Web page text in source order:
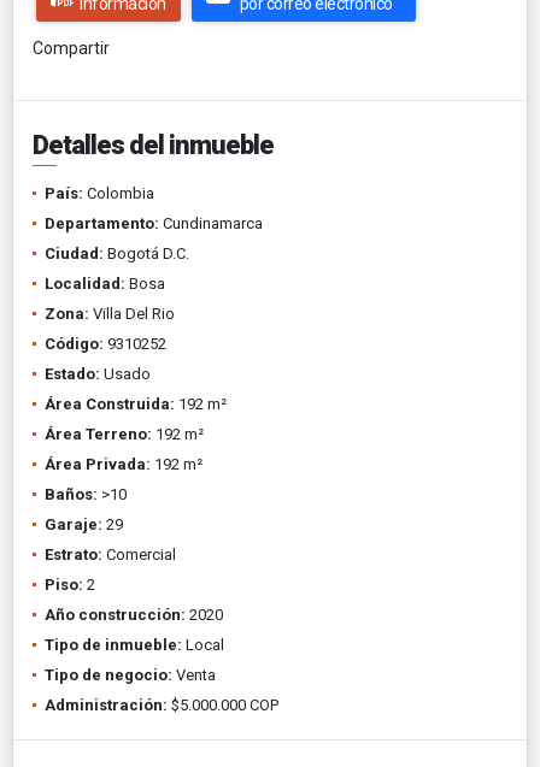
Compartir
Detalles del inmueble
País: Colombia
Departamento: Cundinamarca
Ciudad: Bogotá D.C.
Localidad: Bosa
Zona: Villa Del Rio
Código: 9310252
Estado: Usado
Área Construida: 192 m²
Área Terreno: 192 m²
Área Privada: 192 m²
Baños: >10
Garaje: 29
Estrato: Comercial
Piso: 2
Año construcción: 2020
Tipo de inmueble: Local
Tipo de negocio: Venta
Administración: $5.000.000 COP